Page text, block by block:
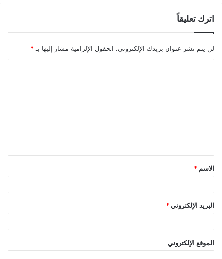
اترك تعليقاً
لن يتم نشر عنوان بريدك الإلكتروني. الحقول الإلزامية مشار إليها بـ *
ق
*
الاسم *
البريد الإلكتروني*
الموقع الإلكتروني